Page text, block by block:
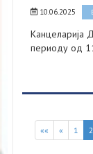
10.06.2025
Канцеларија
периоду од
«« « 1 2